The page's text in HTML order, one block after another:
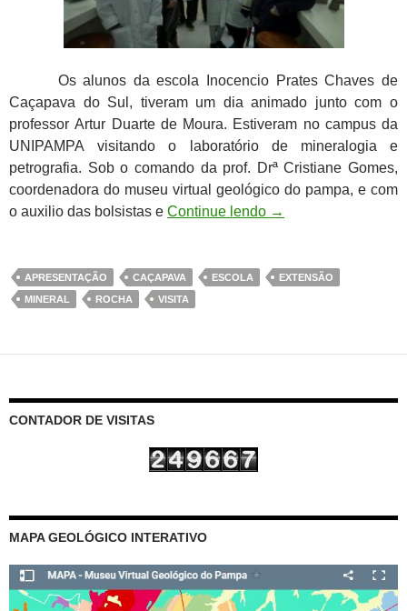
Os alunos da escola Inocencio Prates Chaves de
Caçapava do Sul, tiveram um dia animado junto com o
professor Artur Duarte de Moura. Estiveram no campus da
UNIPAMPA visitando o laboratório de mineralogia e
petrografia. Sob o comando da prof. Drª Cristiane Gomes,
coordenadora do museu virtual geológico do pampa, e com
o auxilio das bolsistas e Continue lendo →
APRESENTAÇÃO CAÇAPAVA ESCOLA
EXTENSÃO
MINERAL
ROCHA VISITA
CONTADOR DE VISITAS
MAPA GEOLÓGICO INTERATIVO